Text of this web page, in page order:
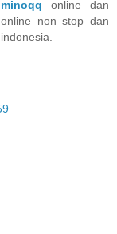
online dan
non stop dan